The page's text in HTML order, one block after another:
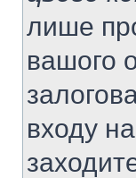
лише
вашого
входу